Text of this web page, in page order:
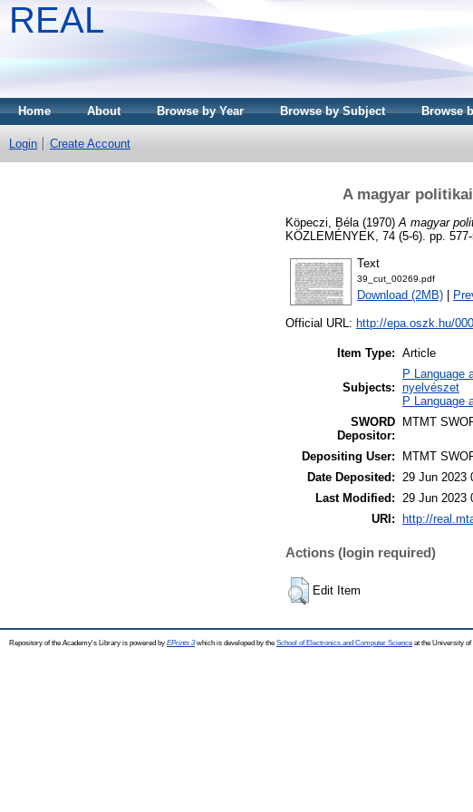
REAL
Home About Browse by Year Browse by Subject Browse
Login Create Account
A magyar
Köpeczi, Béla (1970) A magyar
KÖZLEMÉNYEK, 74 (5-6). pp.
Text
39_cut_00269.pdf
Download (2MB)
Official URL: http://epa.oszk.hu/
Item Type: Article
Subjects:
P Language
nyelvészet
P Language
SWORD
Depositor:
MTMT
Depositing User:
MTMT
Date Deposited: 29 Jun 2023
Last Modified: 29 Jun 2023
URI:
http://
Actions (login required)
Edit Item
Repository of the Academy's Library is powered by EPrints 3which is developed by the School of Electronics and Computer Science at the University of